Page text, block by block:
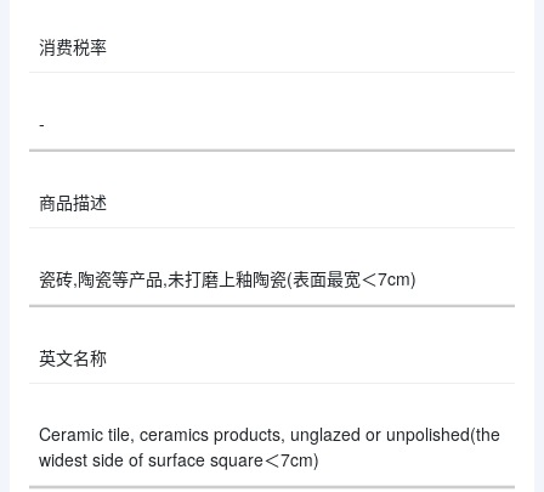
消费税率
-
商品描述
瓷砖,陶瓷等产品,未打磨上釉陶瓷(表面最宽＜7cm)
英文名称
Ceramic tile, ceramics products, unglazed or unpolished(the
widest side of surface square＜7cm)